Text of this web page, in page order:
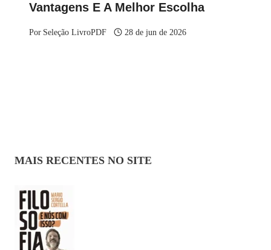
Vantagens E A Melhor Escolha
Por Seleção LivroPDF 28 de jun de 2026
MAIS RECENTES NO SITE